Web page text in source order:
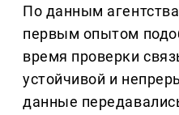
По данным
первым опытом
время проверки
устойчивой и
данные